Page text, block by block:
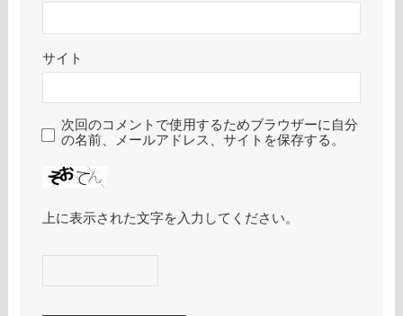
サイト
次回のコメントで使用するためブラウザーに自分
の名前、メールアドレス、サイトを保存する。
上に表示された文字を入力してください。